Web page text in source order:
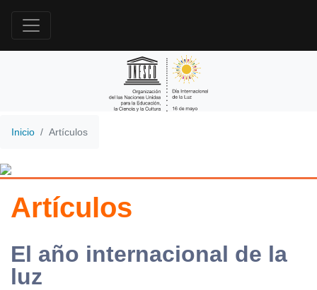
Inicio Artículos
Artículos
El año internacional de la
luz